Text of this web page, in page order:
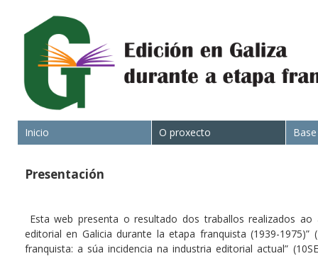
Inicio O proxecto
Presentación
Esta web presenta o resultado dos traballos realizados
editorial en Galicia durante la etapa franquista (1939-
franquista: a súa incidencia na industria editorial actual”